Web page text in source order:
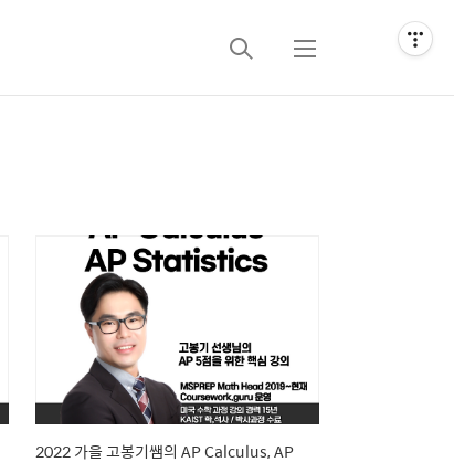
검
메
2022 가을 고봉기쌤의 AP Calculus, AP